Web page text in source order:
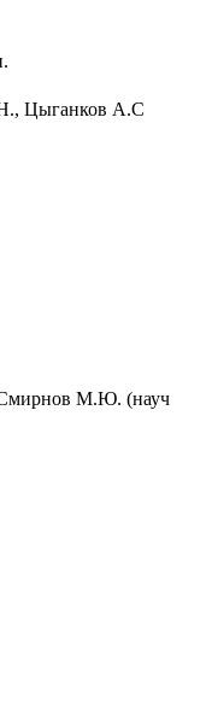
Цыганков А.С
М.Ю. (науч